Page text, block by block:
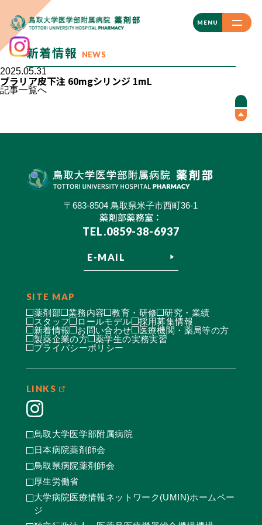
MENU
CLOSE
新着情報 NEWS
2025.05.31
プラリア皮下注 60mgシリンジ 1mL
記事一覧へ
〒683-8504 鳥取県米子市西町36-1
薬剤部薬務室：
TEL.0859-38-6937
E-MAIL
SITE MAP
薬剤部 業務内容 教育・研修
研究・業績
スタッフ
ロールモデル
採用募集情報
新着情報
お問い合わせ
医療機関・薬局等の方
製薬企業の方
薬学生の実務実習
プライバシーポリシー
LINKS
鳥取大学医学部附属病院
日本病院薬剤師会
鳥取県病院薬剤師会
厚生労働省
大学病院医療情報ネットワーク(UMIN)ホームペー
ジ